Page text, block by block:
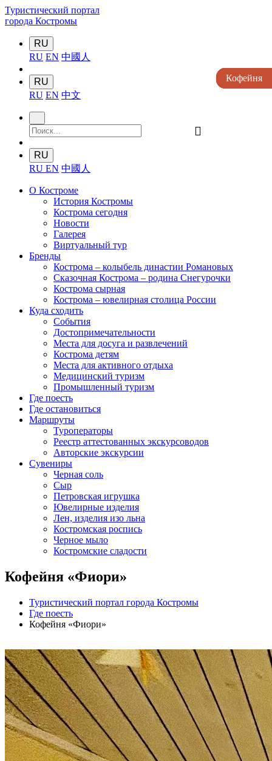
Туристический портал
города Костромы
RU
RU EN 中國人
RU
RU EN 中文
󰍉
RU
RU EN 中國人
О Костроме
История Костромы
Кострома сегодня
Новости
Галерея
Виртуальный тур
Бренды
Кострома – колыбель династии Романовых
Сказочная Кострома – родина Снегурочки
Кострома сырная
Кострома – ювелирная столица России
Куда сходить
События
Достопримечательности
Места для досуга и развлечений
Кострома детям
Места для активного отдыха
Медицинский туризм
Промышленный туризм
Где поесть
Где остановиться
Маршруты
Туроператоры
Реестр аттестованных экскурсоводов
Авторские экскурсии
Сувениры
Черная соль
Сыр
Петровская игрушка
Ювелирные изделия
Лен, изделия изо льна
Костромская роспись
Черное мыло
Костромские сладости
Кофейня «Фиори»
Туристический портал города Костромы
Где поесть
Кофейня «Фиори»
Кофейня
Кофейня
Кофейня
Кофейня
Кофейня